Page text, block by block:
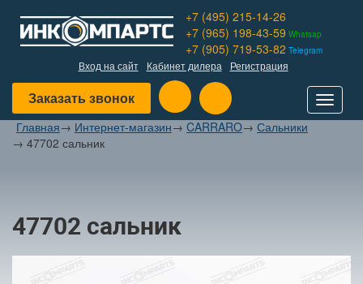
+7 (495) 215-14-26
+7 (965) 198-43-59 Whatsap
+7 (905) 719-53-82 Telegram
Вход на сайт Кабинет дилера Регистрация
Заказать звонок
Toggle
Главная→ Интернет-магазин→ CARRARO→ Сальники
→ 47702 сальник
47702 сальник